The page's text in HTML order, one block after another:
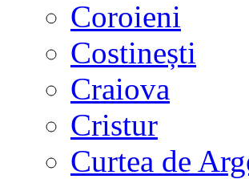
Coroieni
Costinești
Craiova
Cristur
Curtea de